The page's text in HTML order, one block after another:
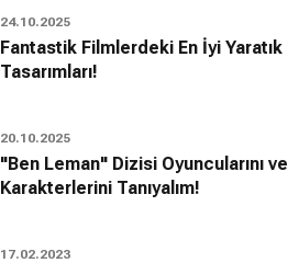
24.10.2025
Fantastik Filmlerdeki En İyi Yaratık
Tasarımları!
20.10.2025
"Ben Leman" Dizisi Oyuncularını ve
Karakterlerini Tanıyalım!
17.02.2023